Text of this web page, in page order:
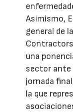
Asimismo,
general de
una
sector ante
jornada
la que